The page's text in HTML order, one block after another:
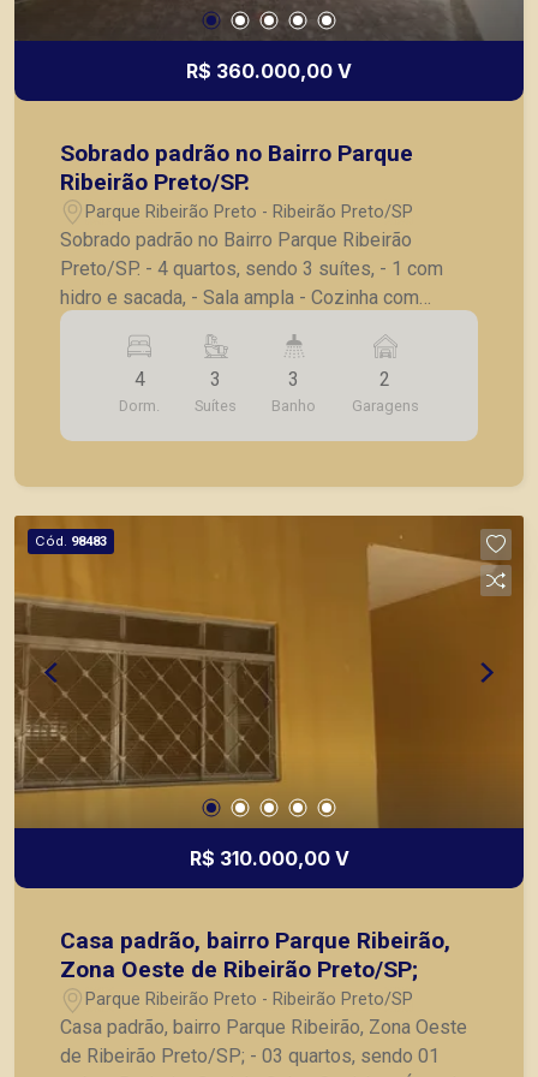
com a Piramid Imóveis, a sua imobiliária em
R$ 360.000,00 V
Sobrado padrão no Bairro Parque
Ribeirão Preto/SP.
Parque Ribeirão Preto - Ribeirão Preto/SP
Sobrado padrão no Bairro Parque Ribeirão
Preto/SP. - 4 quartos, sendo 3 suítes, - 1 com
hidro e sacada, - Sala ampla - Cozinha com
gabinete, - Área de serviço, - Churrasqueira, - 2
vagas de garagem. A Piramid tem como objetivo
atender seus clientes com agilidade e segurança,
em locação, vendas de imóveis prontos, usados
ou mesmo nos principais lançamentos da cidade
4
Dorm.
3
Suítes
3
Banho
2
Garagens
Cód. 98483
R$ 310.000,00 V
Casa padrão, bairro Parque Ribeirão,
Zona Oeste de Ribeirão Preto/SP;
Parque Ribeirão Preto - Ribeirão Preto/SP
Casa padrão, bairro Parque Ribeirão, Zona Oeste
de Ribeirão Preto/SP; - 03 quartos, sendo 01